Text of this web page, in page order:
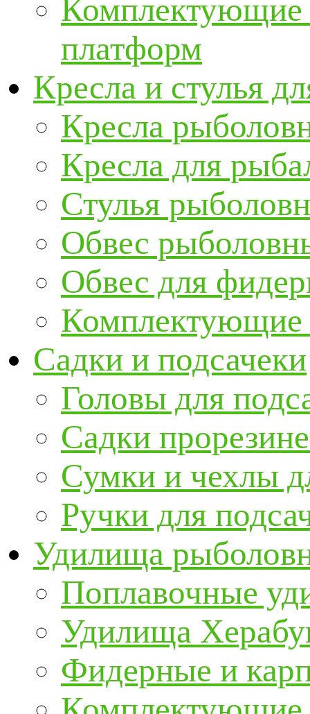
Комплектующие
платформ
Кресла и стулья
Кресла
Кресла для
Стулья
Обвес
Обвес для
Комплектующие
Садки и подсачеки
Головы для
Садки
Сумки и чехлы
Ручки для
Удилища
Поплавочные
Удилища
Фидерные и